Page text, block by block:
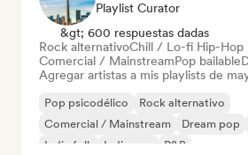
Playlist Curator
&gt; 600 respuestas dadas
Rock alternativoChill / Lo-fi Hip-Hop
Comercial / MainstreamPop bailable
Agregar artistas a mis playlists de
Pop psicodélico
Rock alternativo
Comercial / Mainstream
Dream pop
Indie folk
Indie pop R&B